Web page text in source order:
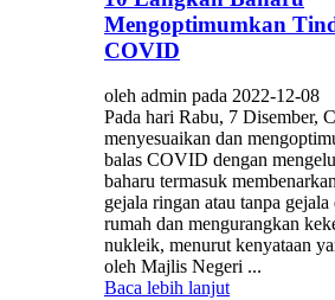
Mengoptimumkan
COVID
oleh admin pada 2022-12-08
Pada hari Rabu, 7 Disember,
menyesuaikan dan
balas COVID dengan
baharu termasuk
gejala ringan atau tanpa
rumah dan mengurangkan
nukleik, menurut kenyataan
oleh Majlis Negeri ...
Baca lebih lanjut